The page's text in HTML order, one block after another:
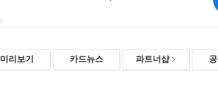
미리보기 카드뉴스 파트너샵